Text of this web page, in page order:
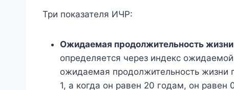
Три показателя ИЧР:
Ожидаемая продолжительность
определяется через индекс
ожидаемая продолжительность жизни
1, а когда он равен 20 годам, он равен